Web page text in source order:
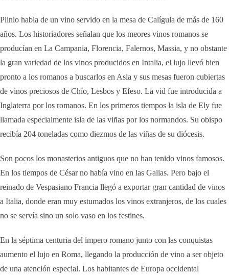
Plinio habla de un vino servido en la mesa de Calígula de más de 160
años. Los historiadores señalan que los meores vinos romanos se
producían en La Campania, Florencia, Falernos, Massia, y no obstante
la gran variedad de los vinos producidos en Intalia, el lujo llevó bien
pronto a los romanos a buscarlos en Asia y sus mesas fueron cubiertas
de vinos preciosos de Chío, Lesbos y Efeso. La vid fue introducida a
Inglaterra por los romanos. En los primeros tiempos la isla de Ely fue
llamada especialmente isla de las viñas por los normandos. Su obispo
recibía 204 toneladas como diezmos de las viñas de su diócesis.
Son pocos los monasterios antiguos que no han tenido vinos famosos.
En los tiempos de César no había vino en las Galias. Pero bajo el
reinado de Vespasiano Francia llegó a exportar gran cantidad de vinos
a Italia, donde eran muy estumados los vinos extranjeros, de los cuales
no se servía sino un solo vaso en los festines.
En la séptima centuria del impero romano junto con las conquistas
aumento el lujo en Roma, llegando la producción de vino a ser objeto
de una atención especial. Los habitantes de Europa occidental